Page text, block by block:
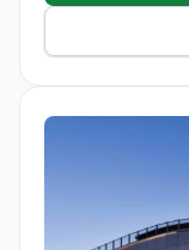
brachten
Welt, operierten
Barcelona mit